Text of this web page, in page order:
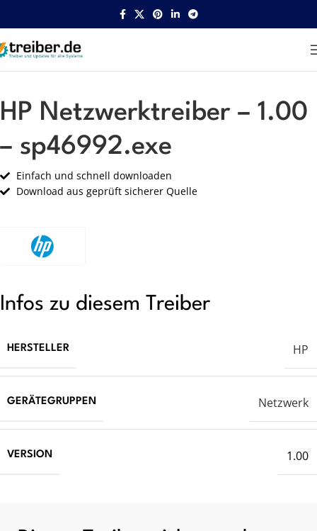
Startseite HP Netzwerk
HP Netzwerktreiber – 1.00
– sp46992.exe
Einfach und schnell downloaden
Download aus geprüft sicherer Quelle
Infos zu diesem Treiber
HERSTELLER HP
GERÄTEGRUPPEN Netzwerk
VERSION 1.00